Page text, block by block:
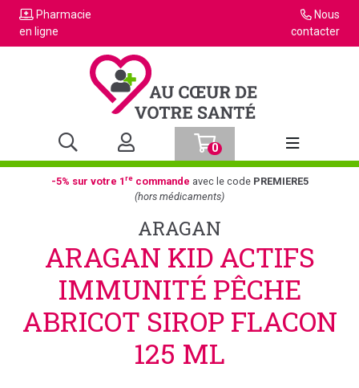
Pharmacie
en ligne
Nous
contacter
0
Afficher la
-5% sur votre 1recommande avec le code PREMIERE5
(hors médicaments)
ARAGAN
ARAGAN KID ACTIFS
IMMUNITÉ PÊCHE
ABRICOT SIROP FLACON
125 ML